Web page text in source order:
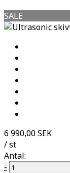
SALE
6 990,00 SEK
/ st
Antal:
-